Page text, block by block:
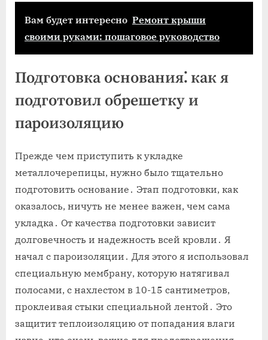
Вам будет интересно Ремонт крыши
своими руками: пошаговое руководство
Подготовка основания⁚ как я
подготовил обрешетку и
пароизоляцию
Прежде чем приступить к укладке
металлочерепицы, нужно было тщательно
подготовить основание․ Этап подготовки, как
оказалось, ничуть не менее важен, чем сама
укладка․ От качества подготовки зависит
долговечность и надежность всей кровли․ Я
начал с пароизоляции․ Для этого я использовал
специальную мембрану, которую натягивал
полосами, с нахлестом в 10-15 сантиметров,
проклеивая стыки специальной лентой․ Это
защитит теплоизоляцию от попадания влаги